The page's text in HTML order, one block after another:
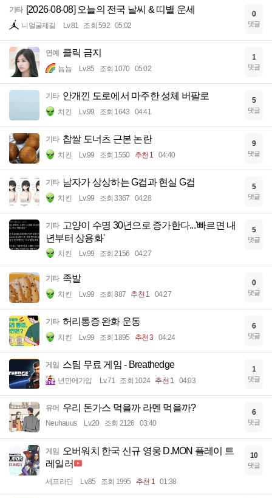
기타 [2026-08-08] 오늘의 전국 날씨 & 띠별 운세
니얼굴제길 Lv.81 조회 592 05:02
0
댓글
연예 클릭 금지
뇸뇸 Lv.85 조회 1070 05:02
1
댓글
기타 안개낀 도로에서 마주한 성체 버팔로
치킨 Lv.99 조회 1643 04:41
5
댓글
기타 찹쌀 도너츠 근본 논란
치킨 Lv.99 조회 1550 추천 1 04:40
9
댓글
기타 남자가 상상하는 G컵과 현실 G컵
치킨 Lv.99 조회 3367 04:28
5
댓글
기타 고양이 수명 30년으로 증가한다...'빠르면 내
년부터 상용화'
치킨 Lv.99 조회 2156 04:27
5
댓글
기타 족발
치킨 Lv.99 조회 887 추천 1 04:27
0
댓글
기타 허리통증 완화 운동
치킨 Lv.99 조회 1895 추천 3 04:24
6
댓글
게임 스팀 무료 게임 - Breathedge
년만에가입 Lv.71 조회 1024 추천 1 04:03
1
댓글
유머 우리 돈가스 먹을까 라멘 먹을까?
Neuhauus Lv.20 조회 2126 03:40
6
댓글
게임
오버워치 한국 신규 영웅 D.MON 플레이 트
레일러
세프라딘 Lv.85 조회 1995 추천 1 01:38
10
댓글